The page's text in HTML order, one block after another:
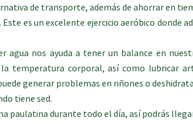
de transporte, además de ahorrar en
es un excelente ejercicio aeróbico
agua nos ayuda a tener un balance en
temperatura corporal, así como lubricar
generar problemas en riñones o
tiene sed.
paulatina durante todo el día, así podrás